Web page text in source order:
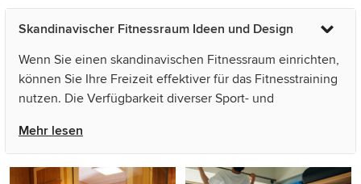
Nordischer Fitnessraum in
Paris
Skandinavischer Fitnessraum
in Nürnberg
Skandinavischer Fitnessraum Ideen und Design
Wenn Sie einen skandinavischen Fitnessraum einrichten,
können Sie Ihre Freizeit effektiver für das Fitnesstraining
nutzen. Die Verfügbarkeit diverser Sport- und
das Training und trägt zur Verbesserung von Fitness und
Gesundheit bei. Während beim Besuch in einem
Fitnessstudio Öffnungszeiten und ein langer
Mehr lesen